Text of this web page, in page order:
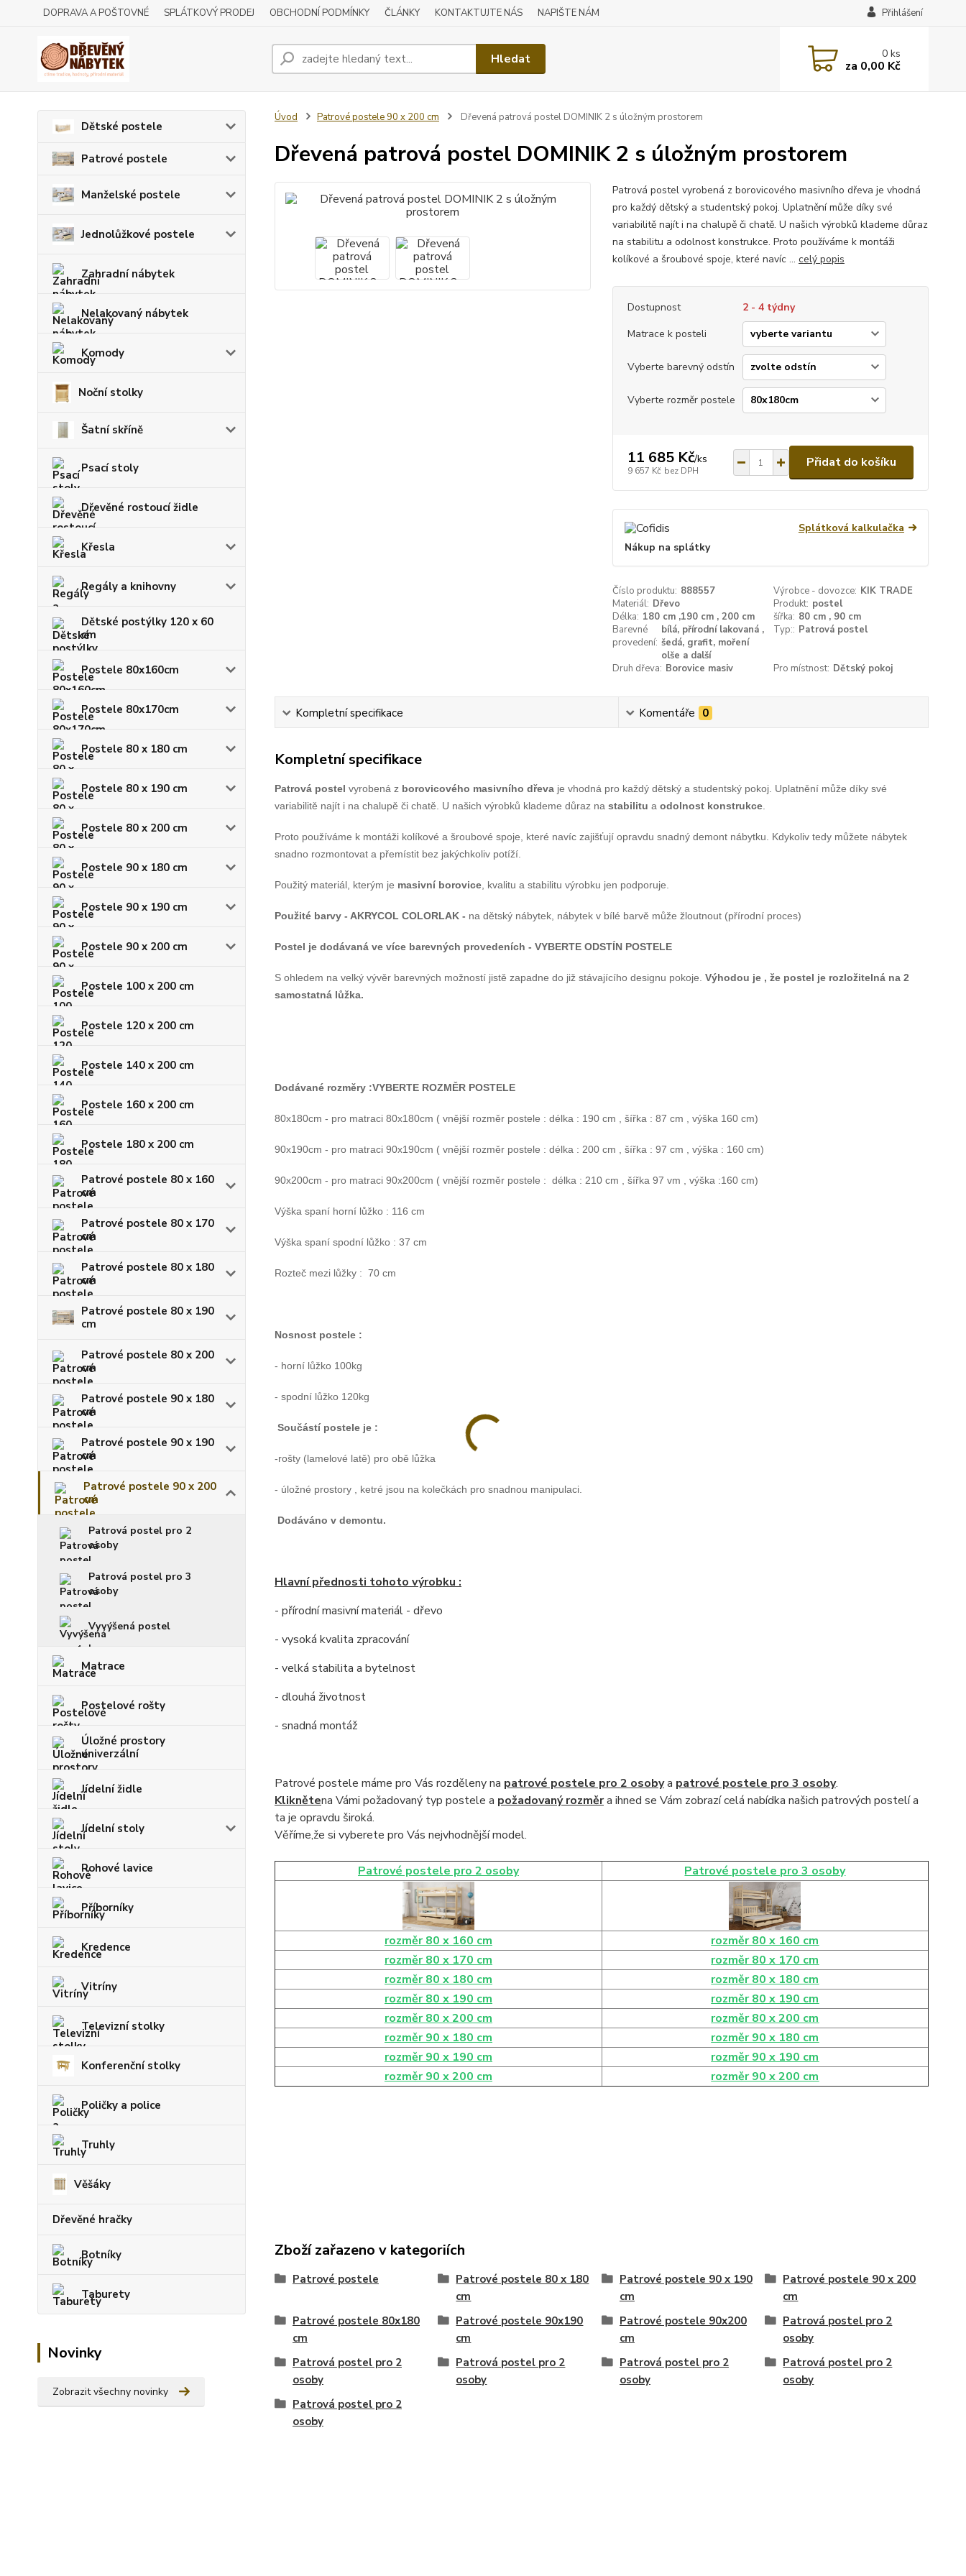
DOPRAVA A POŠTOVNÉ SPLÁTKOVÝ PRODEJ OBCHODNÍ PODMÍNKY ČLÁNKY KONTAKTUJTE NÁS NAPIŠTE NÁM Přihlášení
Hledat 0ks
za 0,00 Kč
Dětské postele
Patrové postele
Manželské postele
Jednolůžkové postele
Zahradní nábytek
Nelakovaný nábytek
Komody
Noční stolky
Šatní skříně
Psací stoly
Dřevěné rostoucí židle
Křesla
Regály a knihovny
Dětské postýlky 120 x 60
cm
Postele 80x160cm
Postele 80x170cm
Postele 80 x 180 cm
Postele 80 x 190 cm
Postele 80 x 200 cm
Postele 90 x 180 cm
Postele 90 x 190 cm
Postele 90 x 200 cm
Postele 100 x 200 cm
Postele 120 x 200 cm
Postele 140 x 200 cm
Postele 160 x 200 cm
Postele 180 x 200 cm
Patrové postele 80 x 160
cm
Patrové postele 80 x 170
cm
Patrové postele 80 x 180
cm
Patrové postele 80 x 190
cm
Patrové postele 80 x 200
cm
Patrové postele 90 x 180
cm
Patrové postele 90 x 190
cm
Patrové postele 90 x 200
cm
Patrová postel pro 2
osoby
Patrová postel pro 3
osoby
Vyvýšená postel
Matrace
Postelové rošty
Úložné prostory
univerzální
Jídelní židle
Jídelní stoly
Rohové lavice
Příborníky
Kredence
Vitríny
Televizní stolky
Konferenční stolky
Poličky a police
Truhly
Věšáky
Dřevěné hračky
Botníky
Taburety
Novinky
Zobrazit všechny novinky
Úvod Patrové postele 90 x 200 cm Dřevená patrová postel DOMINIK 2 s úložným prostorem
Dřevená patrová postel DOMINIK 2 s úložným prostorem
Patrová postel vyrobená z borovicového masivního dřeva je vhodná
pro každý dětský a studentský pokoj. Uplatnění může díky své
variabilitě najít i na chalupě či chatě. U našich výrobků klademe důraz
na stabilitu a odolnost konstrukce. Proto používáme k montáži
kolíkové a šroubové spoje, které navíc ... celý popis
Dostupnost
2 - 4 týdny
Matrace k posteli
Vyberte barevný odstín
Vyberte rozměr postele
11 685 Kč/ks
9 657 Kč bez DPH
Přidat do košíku
Splátková kalkulačka
Nákup na splátky
Číslo produktu: 888557 Výrobce - dovozce: KIK TRADE
Materiál: Dřevo Produkt: postel
Délka: 180 cm ,190 cm , 200 cm šířka: 80 cm , 90 cm
Barevné
provedení:
bílá, přírodní lakovaná ,
šedá, grafit, moření
olše a další
Typ:: Patrová postel
Druh dřeva: Borovice masiv Pro místnost: Dětský pokoj
Kompletní specifikace Komentáře 0
Kompletní specifikace
Patrová postel vyrobená z borovicového masivního dřevaje vhodná pro každý dětský a studentský pokoj. Uplatnění může díky své
variabilitě najít i na chalupě či chatě. U našich výrobků klademe důraz na stabilitu a odolnost konstrukce.
Proto používáme k montáži kolíkové a šroubové spoje, které navíc zajišťují opravdu snadný demont nábytku. Kdykoliv tedy můžete nábytek
snadno rozmontovat a přemístit bez jakýchkoliv potíží.
Použitý materiál, kterým je masivní borovice, kvalitu a stabilitu výrobku jen podporuje.
Použité barvy - AKRYCOL COLORLAK - na dětský nábytek, nábytek v bílé barvě může žloutnout (přírodní proces)
Postel je dodávaná ve více barevných provedeních - VYBERTE ODSTÍN POSTELE
S ohledem na velký vývěr barevných možností jistě zapadne do již stávajícího designu pokoje. Výhodou je , že postel je rozložitelná na 2
samostatná lůžka.
Dodávané rozměry :VYBERTE ROZMĚR POSTELE
80x180cm - pro matraci 80x180cm ( vnější rozměr postele : délka : 190 cm , šířka : 87 cm , výška 160 cm)
90x190cm - pro matraci 90x190cm ( vnější rozměr postele : délka : 200 cm , šířka : 97 cm , výška : 160 cm)
90x200cm - pro matraci 90x200cm ( vnější rozměr postele : délka : 210 cm , šířka 97 vm , výška :160 cm)
Výška spaní horní lůžko : 116 cm
Výška spaní spodní lůžko : 37 cm
Rozteč mezi lůžky : 70 cm
Nosnost postele :
- horní lůžko 100kg
- spodní lůžko 120kg
Součástí postele je :
-rošty (lamelové latě) pro obě lůžka
- úložné prostory , ketré jsou na kolečkách pro snadnou manipulaci.
Dodáváno v demontu.
Hlavní přednosti tohoto výrobku :
- přírodní masivní materiál - dřevo
- vysoká kvalita zpracování
- velká stabilita a bytelnost
- dlouhá životnost
- snadná montáž
Patrové postele máme pro Vás rozděleny na patrové postele pro 2 osobya patrové postele pro 3 osoby.
Kliknětena Vámi požadovaný typ postele a požadovaný rozměra ihned se Vám zobrazí celá nabídka našich patrových postelí a
ta je opravdu široká.
Věříme,že si vyberete pro Vás nejvhodnější model.
Patrové postele pro 2 osoby Patrové postele pro 3 osoby
rozměr 80 x 160 cm
rozměr 80 x 160 cm
rozměr 80 x 170 cm
rozměr 80 x 170 cm
rozměr 80 x 180 cm
rozměr 80 x 180 cm
rozměr 80 x 190 cm
rozměr 80 x 190 cm
rozměr 80 x 200 cm
rozměr 80 x 200 cm
rozměr 90 x 180 cm
rozměr 90 x 180 cm
rozměr 90 x 190 cm
rozměr 90 x 190 cm
rozměr 90 x 200 cm
rozměr 90 x 200 cm
Zboží zařazeno v kategoriích
Patrové postele
Patrové postele 80 x 180
cm
Patrové postele 90 x 190
cm
Patrové postele 90 x 200
cm
Patrové postele 80x180
cm
Patrové postele 90x190
cm
Patrové postele 90x200
cm
Patrová postel pro 2
osoby
Patrová postel pro 2
osoby
Patrová postel pro 2
osoby
Patrová postel pro 2
osoby
Patrová postel pro 2
osoby
Patrová postel pro 2
osoby